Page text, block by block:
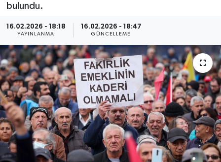
bulundu.
16.02.2026 - 18:18
YAYINLANMA
16.02.2026 - 18:47
GÜNCELLEME